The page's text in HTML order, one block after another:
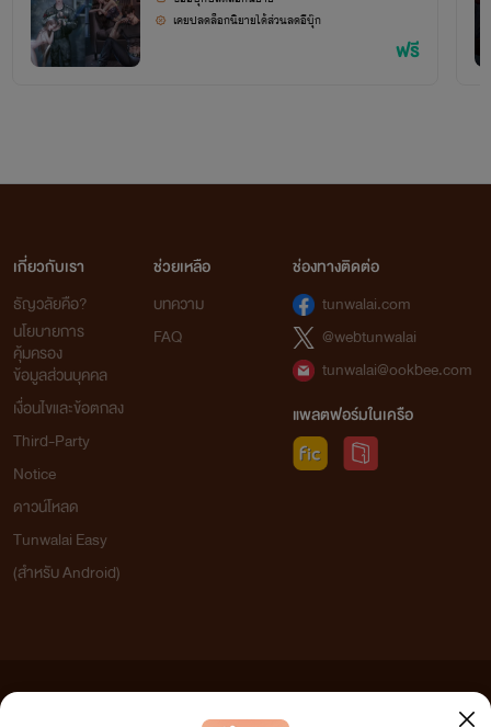
ฟรี
เคยปลดล็อกนิยายได้ส่วนลดอีบุ๊ก
เกี่ยวกับเรา
ธัญวลัยคือ?
นโยบายการ
คุ้มครอง
ข้อมูลส่วนบุคคล
เงื่อนไขและข้อตกลง
Third-Party
Notice
ดาวน์โหลด
Tunwalai Easy
(สำหรับ Android)
ช่วยเหลือ
บทความ
FAQ
ช่องทางติดต่อ
tunwalai.com
@webtunwalai
tunwalai@ookbee.com
แพลตฟอร์มในเครือ